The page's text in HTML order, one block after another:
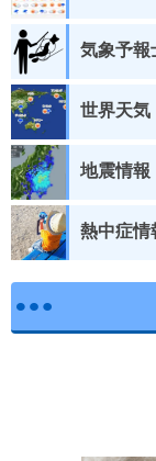
気象予報
世界天気
地震情報
熱中症情